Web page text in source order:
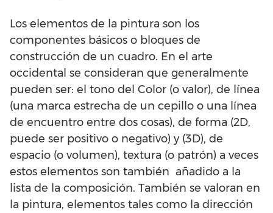
Los elementos de la pintura son los
componentes básicos o bloques de
construcción de un cuadro. En el arte
occidental se consideran que generalmente
pueden ser: el tono del Color (o valor), de línea
(una marca estrecha de un cepillo o una línea
de encuentro entre dos cosas), de forma (2D,
puede ser positivo o negativo) y (3D), de
espacio (o volumen), textura (o patrón) a veces
estos elementos son también añadido a la
lista de la composición. También se valoran en
la pintura, elementos tales como la dirección